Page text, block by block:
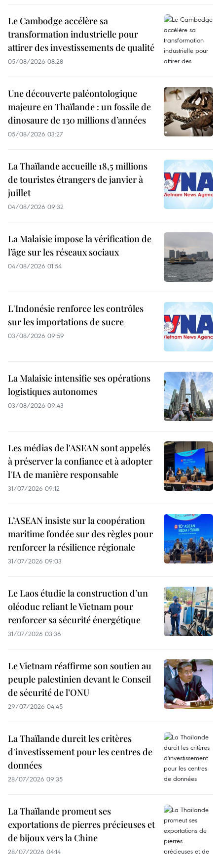
Le Cambodge accélère sa
transformation industrielle pour
attirer des investissements de qualité
05/08/2026 08:28
Une découverte paléontologique
majeure en Thaïlande : un fossile de
dinosaure de 130 millions d’années
05/08/2026 03:27
La Thaïlande accueille 18,5 millions
de touristes étrangers de janvier à
juillet
04/08/2026 09:32
La Malaisie impose la vérification de
l’âge sur les réseaux sociaux
04/08/2026 01:54
L'Indonésie renforce les contrôles
sur les importations de sucre
03/08/2026 09:59
La Malaisie intensifie ses opérations
logistiques autonomes
03/08/2026 09:43
Les médias de l'ASEAN sont appelés
à préserver la confiance et à adopter
l'IA de manière responsable
31/07/2026 09:12
L’ASEAN insiste sur la coopération
maritime fondée sur des règles pour
renforcer la résilience régionale
31/07/2026 09:03
Le Laos étudie la construction d’un
oléoduc reliant le Vietnam pour
renforcer sa sécurité énergétique
31/07/2026 03:36
Le Vietnam réaffirme son soutien au
peuple palestinien devant le Conseil
de sécurité de l’ONU
29/07/2026 04:45
La Thaïlande durcit les critères
d'investissement pour les centres de
données
28/07/2026 09:35
La Thaïlande promeut ses
exportations de pierres précieuses et
de bijoux vers la Chine
28/07/2026 04:14